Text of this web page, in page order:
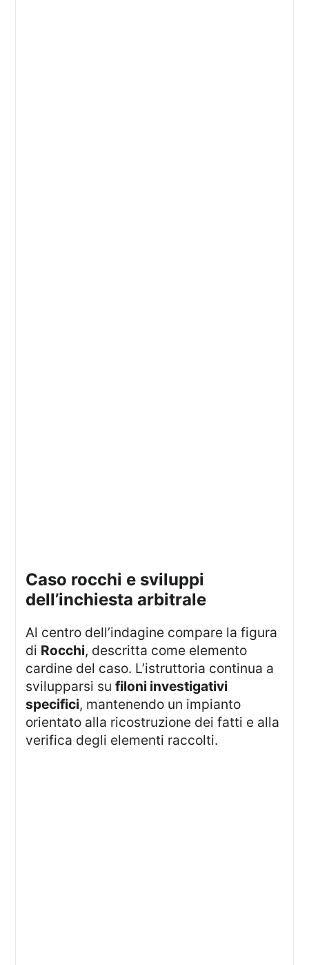
caso rocchi e sviluppi
dell’inchiesta arbitrale
Al centro dell’indagine compare la figura
di Rocchi, descritta come elemento
cardine del caso. L’istruttoria continua a
svilupparsi sufiloni investigativi
specifici, mantenendo un impianto
orientato alla ricostruzione dei fatti e alla
verifica degli elementi raccolti.